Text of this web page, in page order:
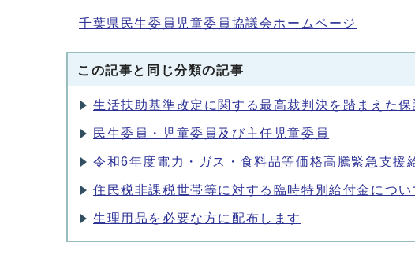
千葉県民生委員児童委員協議会ホームページ
この記事と同じ分類の記事
生活扶助基準改定に関する最高裁判決を踏まえた
民生委員・児童委員及び主任児童委員
令和6年度電力・ガス・食料品等価格高騰緊急支援
住民税非課税世帯等に対する臨時特別給付金につい
生理用品を必要な方に配布します